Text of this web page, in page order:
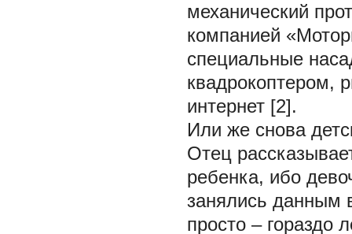
механический
компанией
специальные
квадрокоптером,
интернет [2].
Или же снова
Отец
ребенка, ибо
занялись данным
просто – гораздо